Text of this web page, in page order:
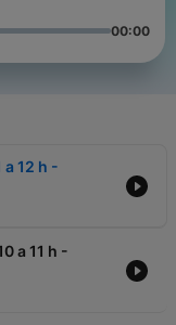
00:00
a 12 h -
a 11 h -